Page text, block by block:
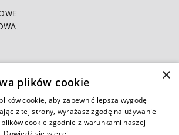
×
plików cookie
cookie, aby zapewnić lepszą wygodę
z tej strony, wyrażasz zgodę na używanie
cookie zgodnie z warunkami naszej